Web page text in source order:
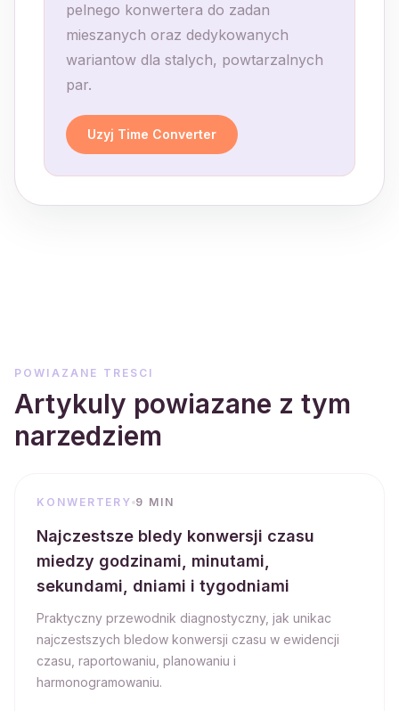
pelnego konwertera do zadan
mieszanych oraz dedykowanych
wariantow dla stalych, powtarzalnych
par.
Uzyj Time Converter
POWIAZANE TRESCI
Artykuly powiazane z tym
narzedziem
KONWERTERY 9 MIN
Najczestsze bledy konwersji czasu
miedzy godzinami, minutami,
sekundami, dniami i tygodniami
Praktyczny przewodnik diagnostyczny, jak unikac
najczestszych bledow konwersji czasu w ewidencji
czasu, raportowaniu, planowaniu i
harmonogramowaniu.